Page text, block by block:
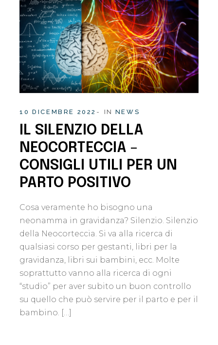
10 DICEMBRE 2022 IN NEWS
IL SILENZIO DELLA
NEOCORTECCIA –
CONSIGLI UTILI PER UN
PARTO POSITIVO
Cosa veramente ho bisogno una
neonamma in gravidanza? Silenzio. Silenzio
della Neocorteccia. Si va alla ricerca di
qualsiasi corso per gestanti, libri per la
gravidanza, libri sui bambini, ecc. Molte
soprattutto vanno alla ricerca di ogni
“studio” per aver subito un buon controllo
su quello che può servire per il parto e per il
bambino. […]